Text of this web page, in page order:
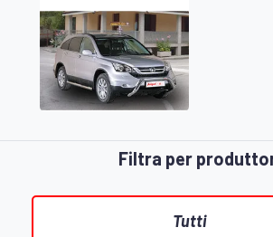
Filtra per
Tutti